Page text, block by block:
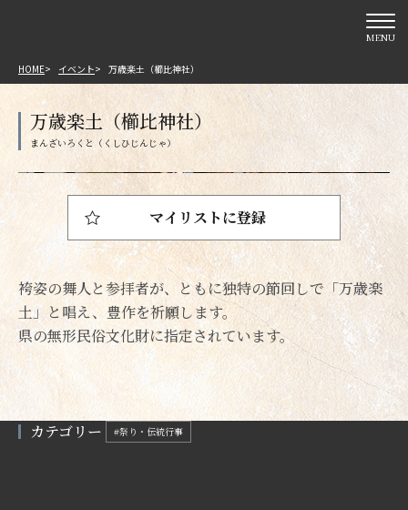
MENU
HOME イベント 万歳楽土（櫛比神社）
万歳楽土（櫛比神社）
袴姿の舞人と参拝者が、ともに独特の節回しで「万歳楽
土」と唱え、豊作を祈願します。
県の無形民俗文化財に指定されています。
マイリストに登録
カテゴリー #祭り・伝統行事